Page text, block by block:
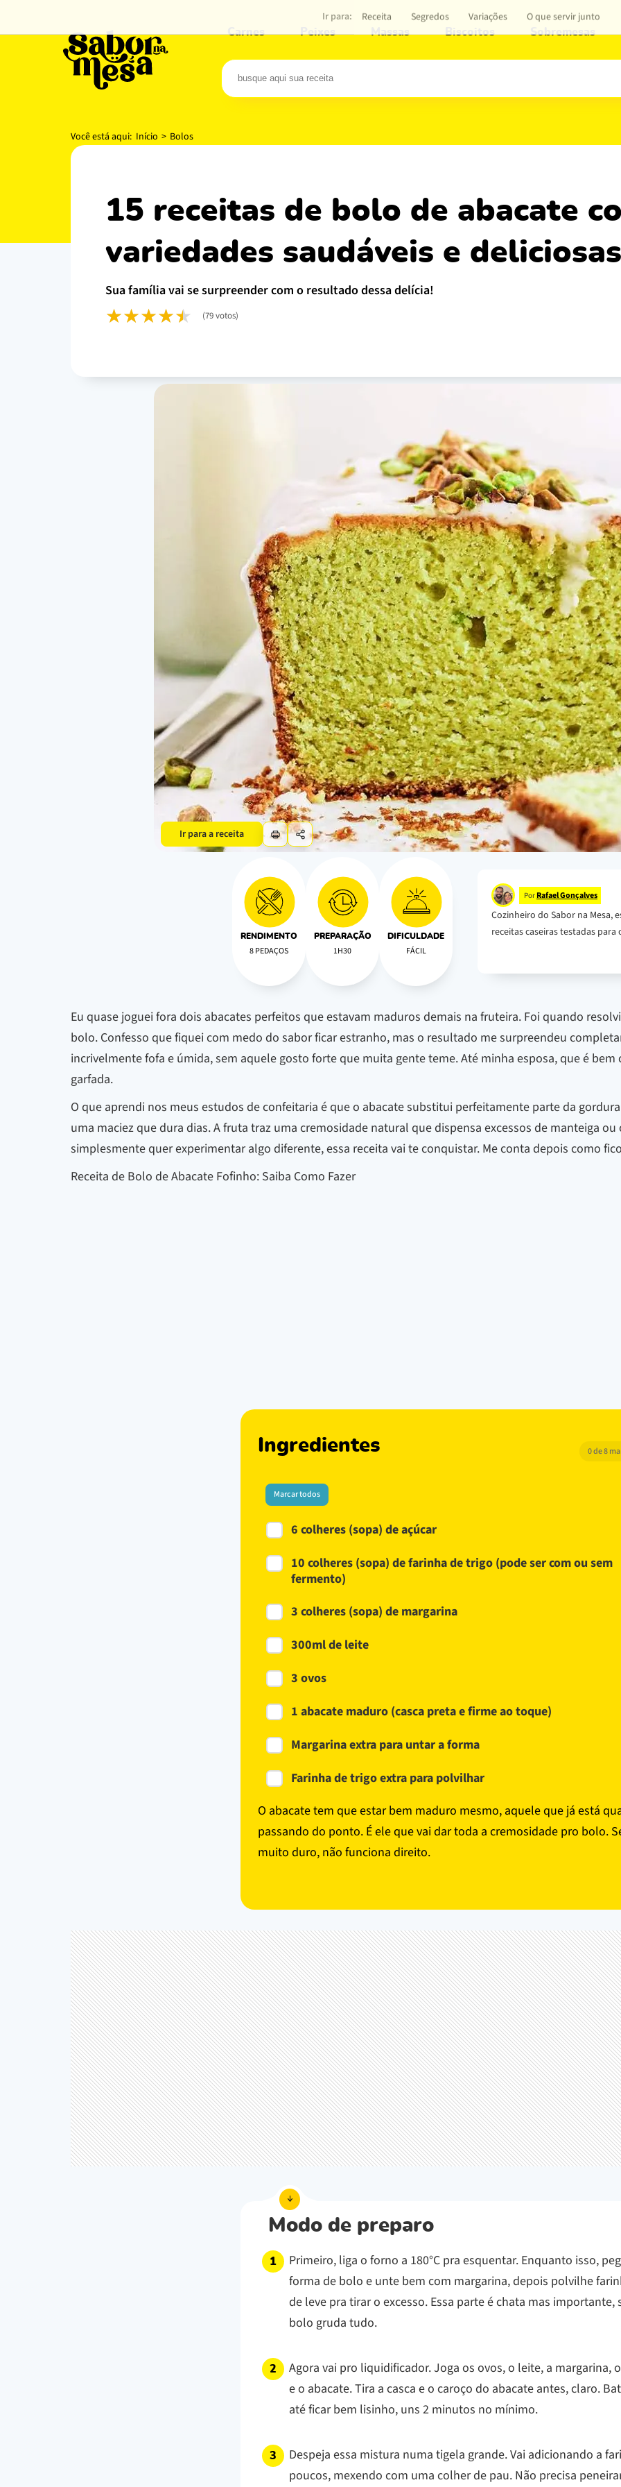
Carnes Peixes Massas Biscoitos Sobremesas
Você está aqui: Início > Bolos
15 receitas de bolo de abacate com
variedades saudáveis e deliciosas
sua família vai se surpreender com o resultado dessa delícia!
(79 votos)
Ir para a receita
RENDIMENTO
8 PEDAÇOS
PREPARAÇÃO
1H30
DIFICULDADE
FÁCIL
Por Rafael Gonçalves
Cozinheiro do Sabor na Mesa,
receitas caseiras testadas para
Eu quase joguei fora dois abacates perfeitos que estavam maduros demais na fruteira. Foi quando
bolo. Confesso que fiquei com medo do sabor ficar estranho, mas o resultado me surpreendeu
incrivelmente fofa e úmida, sem aquele gosto forte que muita gente teme. Até minha esposa, que é
garfada.
O que aprendi nos meus estudos de confeitaria é que o abacate substitui perfeitamente parte da
uma maciez que dura dias. A fruta traz uma cremosidade natural que dispensa excessos de manteiga
simplesmente quer experimentar algo diferente, essa receita vai te conquistar. Me conta depois como
Receita de Bolo de Abacate Fofinho: Saiba Como Fazer
Ingredientes 0 de 8
Marcar todos
6 colheres (sopa) de açúcar
10 colheres (sopa) de farinha de trigo (pode ser com ou sem
fermento)
3 colheres (sopa) de margarina
300ml de leite
3 ovos
1 abacate maduro (casca preta e firme ao toque)
Margarina extra para untar a forma
Farinha de trigo extra para polvilhar
O abacate tem que estar bem maduro mesmo, aquele que já está
passando do ponto. É ele que vai dar toda a cremosidade pro bolo.
muito duro, não funciona direito.
Modo de preparo
Primeiro, liga o forno a 180°C pra esquentar. Enquanto isso,
forma de bolo e unte bem com margarina, depois polvilhe
de leve pra tirar o excesso. Essa parte é chata mas importante,
bolo gruda tudo.
Agora vai pro liquidificador. Joga os ovos, o leite, a margarina,
e o abacate. Tira a casca e o caroço do abacate antes, claro.
até ficar bem lisinho, uns 2 minutos no mínimo.
Despeja essa mistura numa tigela grande. Vai adicionando a
poucos, mexendo com uma colher de pau. Não precisa
Ir para: Receita Segredos Variações O que servir junto